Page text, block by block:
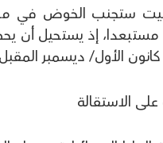
ستجنب الخوض في مدى
على الاستقالة